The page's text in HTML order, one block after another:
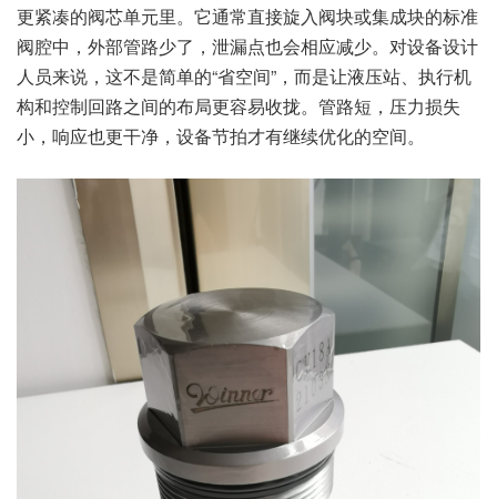
更紧凑的阀芯单元里。它通常直接旋入阀块或集成块的标准
阀腔中，外部管路少了，泄漏点也会相应减少。对设备设计
人员来说，这不是简单的“省空间”，而是让液压站、执行机
构和控制回路之间的布局更容易收拢。管路短，压力损失
小，响应也更干净，设备节拍才有继续优化的空间。